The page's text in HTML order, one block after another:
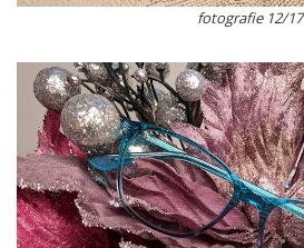
fotografie 12/17